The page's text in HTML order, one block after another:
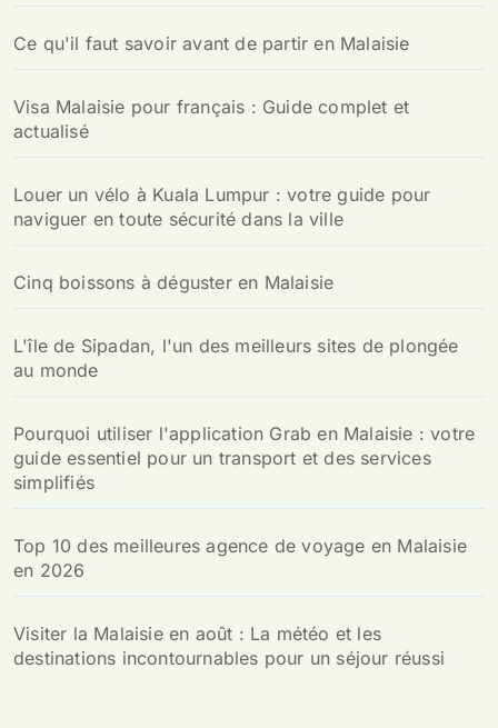
Ce qu'il faut savoir avant de partir en Malaisie
Visa Malaisie pour français : Guide complet et
actualisé
Louer un vélo à Kuala Lumpur : votre guide pour
naviguer en toute sécurité dans la ville
Cinq boissons à déguster en Malaisie
L'île de Sipadan, l'un des meilleurs sites de plongée
au monde
Pourquoi utiliser l'application Grab en Malaisie : votre
guide essentiel pour un transport et des services
simplifiés
Top 10 des meilleures agence de voyage en Malaisie
en 2026
Visiter la Malaisie en août : La météo et les
destinations incontournables pour un séjour réussi